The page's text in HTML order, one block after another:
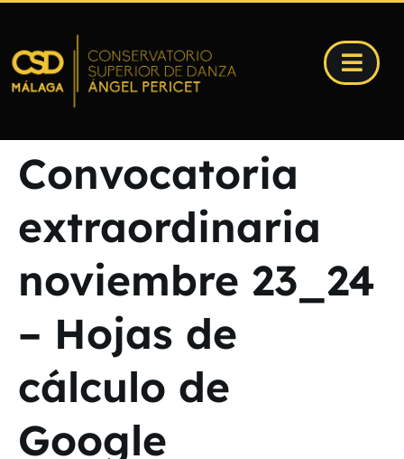
Convocatoria
extraordinaria
noviembre 23_24
– Hojas de
cálculo de
Google